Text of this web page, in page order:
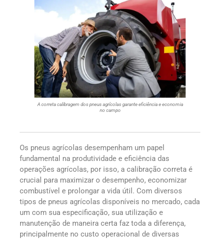
A correta calibragem dos pneus agrícolas garante eficiência e economia
no campo
Os pneus agrícolas desempenham um papel
fundamental na produtividade e eficiência das
operações agrícolas, por isso, a calibração correta é
crucial para maximizar o desempenho, economizar
combustível e prolongar a vida útil. Com diversos
tipos de pneus agrícolas disponíveis no mercado, cada
um com sua especificação, sua utilização e
manutenção de maneira certa faz toda a diferença,
principalmente no custo operacional de diversas